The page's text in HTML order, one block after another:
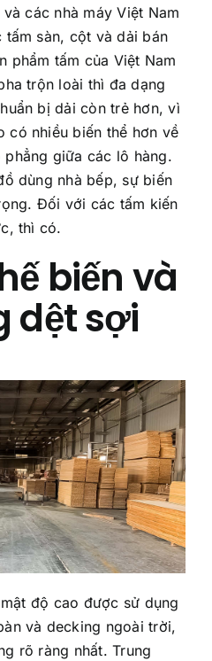
các nhà máy Việt Nam
sàn, cột và dải bán
phẩm tấm của Việt Nam
trộn loài thì đa dạng
bị dải còn trẻ hơn, vì
có nhiều biến thể hơn về
giữa các lô hàng.
dùng nhà bếp, sự biến
Đối với các tấm kiến
thì có.
biến và
dệt sợi
độ cao được sử dụng
và decking ngoài trời,
rõ ràng nhất. Trung